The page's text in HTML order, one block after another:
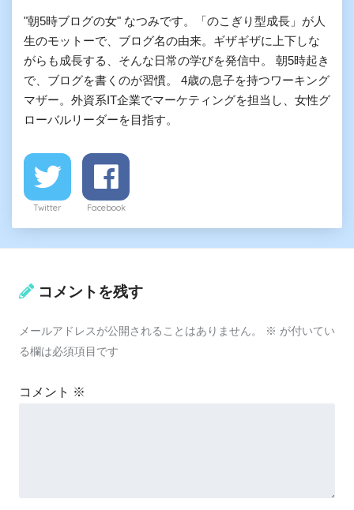
"朝5時ブログの女" なつみです。「のこぎり型成長」が人
生のモットーで、ブログ名の由来。ギザギザに上下しな
がらも成長する、そんな日常の学びを発信中。 朝5時起き
で、ブログを書くのが習慣。 4歳の息子を持つワーキング
マザー。外資系IT企業でマーケティングを担当し、女性グ
ローバルリーダーを目指す。
Twitter Facebook
コメントを残す
メールアドレスが公開されることはありません。 ※ が付いてい
る欄は必須項目です
コメント ※